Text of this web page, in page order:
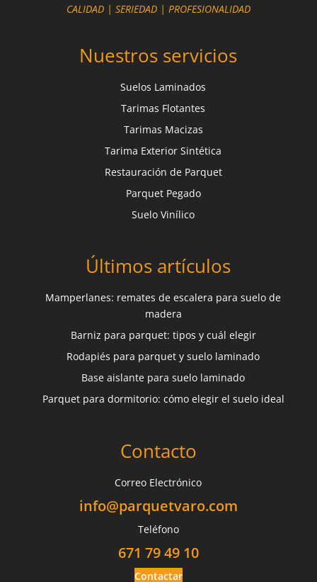
CALIDAD | SERIEDAD | PROFESIONALIDAD
Nuestros servicios
Suelos Laminados
Tarimas Flotantes
Tarimas Macizas
Tarima Exterior Sintética
Restauración de Parquet
Parquet Pegado
Suelo Vinílico
Últimos artículos
Mamperlanes: remates de escalera para suelo de
madera
Barniz para parquet: tipos y cuál elegir
Rodapiés para parquet y suelo laminado
Base aislante para suelo laminado
Parquet para dormitorio: cómo elegir el suelo ideal
Contacto
Correo Electrónico
info@parquetvaro.com
Teléfono
671 79 49 10
Contactar